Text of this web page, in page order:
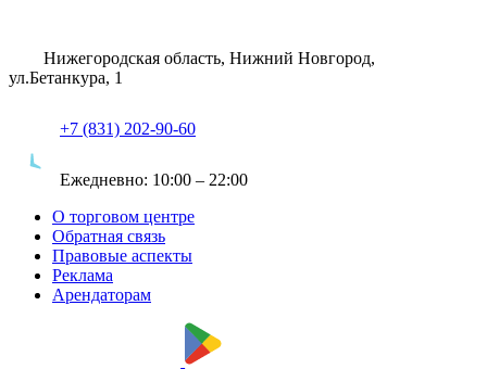
Нижегородская область, Нижний Новгород,
ул.Бетанкура, 1
+7 (831) 202-90-60
Ежедневно: 10:00 – 22:00
О торговом центре
Обратная связь
Правовые аспекты
Реклама
Арендаторам